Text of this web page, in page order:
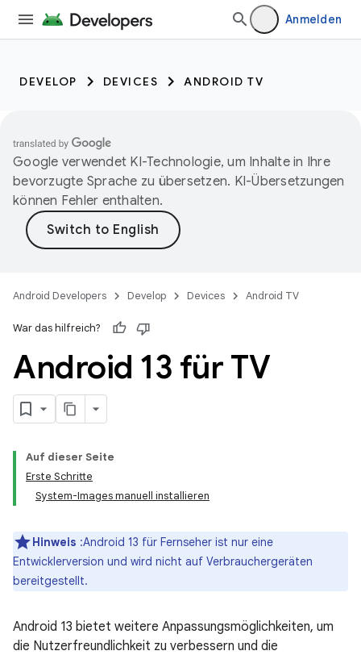
Anmelden
DEVELOP DEVICES ANDROID TV
Google verwendet KI-Technologie, um Inhalte in Ihre
bevorzugte Sprache zu übersetzen. KI-Übersetzungen
können Fehler enthalten.
Android Developers Develop Devices Android TV
War das hilfreich?
Android 13 für TV
Auf dieser Seite
Erste Schritte
System-Images manuell installieren
Hinweis :Android 13 für Fernseher ist nur eine
Entwicklerversion und wird nicht auf Verbrauchergeräten
bereitgestellt.
Android 13 bietet weitere Anpassungsmöglichkeiten, um
die Nutzerfreundlichkeit zu verbessern und die